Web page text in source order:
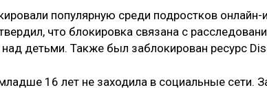
популярную среди подростков онлайн-
что блокировка связана с
над детьми. Также был заблокирован ресурс
16 лет не заходила в социальные сети.